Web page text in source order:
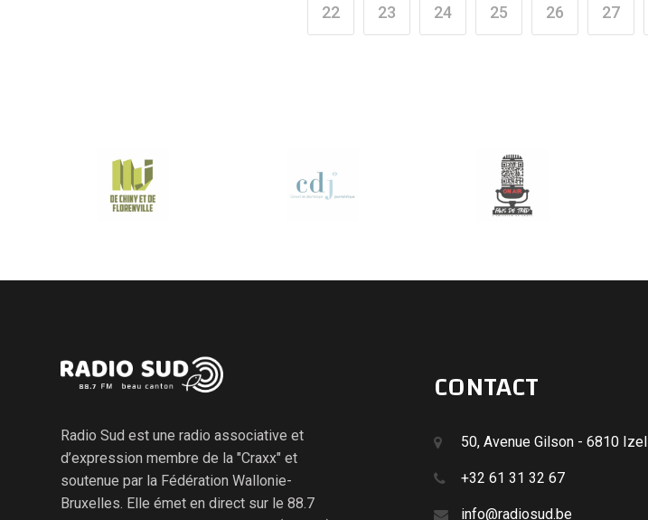
22 23 24 25 26 27
Radio Sud est une radio associative et
d’expression membre de la "Craxx" et
soutenue par la Fédération Wallonie-
Bruxelles. Elle émet en direct sur le 88.7
CONTACT
50, Avenue Gilson - 6810 Izel
+32 61 31 32 67
info@radiosud.be